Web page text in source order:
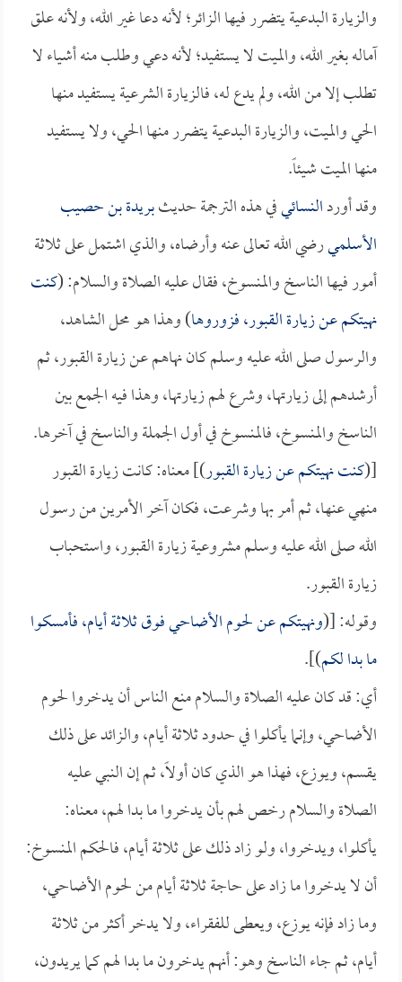
والزيارة البدعية يتضرر فيها الزائر؛ لأنه دعا غير الله، ولأنه علق
آماله بغير الله، والميت لا يستفيد؛ لأنه دعي وطلب منه أشياء لا
تطلب إلا من الله، ولم يدع له، فالزيارة الشرعية يستفيد منها
الحي والميت، والزيارة البدعية يتضرر منها الحي، ولا يستفيد
منها الميت شيئاً.
وقد أوردالنسائيفي هذه الترجمة حديثبريدة بن حصيب
الأسلميرضي الله تعالى عنه وأرضاه، والذي اشتمل على ثلاثة
أمور فيها الناسخ والمنسوخ، فقال عليه الصلاة والسلام: (كنت
نهيتكم عن زيارة القبور، فزوروها) وهذا هو محل الشاهد،
والرسول صلى الله عليه وسلم كان نهاهم عن زيارة القبور، ثم
أرشدهم إلى زيارتها، وشرع لهم زيارتها، وهذا فيه الجمع بين
الناسخ والمنسوخ، فالمنسوخ في أول الجملة والناسخ في آخرها.
[(كنت نهيتكم عن زيارة القبور)] معناه: كانت زيارة القبور
منهي عنها، ثم أمر بها وشرعت، فكان آخر الأمرين من رسول
الله صلى الله عليه وسلم مشروعية زيارة القبور، واستحباب
زيارة القبور.
وقوله: [(ونهيتكم عن لحوم الأضاحي فوق ثلاثة أيام، فأمسكوا
ما بدا لكم)].
أي: قد كان عليه الصلاة والسلام منع الناس أن يدخروا لحوم
الأضاحي، وإنما يأكلوا في حدود ثلاثة أيام، والزائد على ذلك
يقسم، ويوزع، فهذا هو الذي كان أولاً، ثم إن النبي عليه
الصلاة والسلام رخص لهم بأن يدخروا ما بدا لهم، معناه:
يأكلوا، ويدخروا، ولو زاد ذلك على ثلاثة أيام، فالحكم المنسوخ:
أن لا يدخروا ما زاد على حاجة ثلاثة أيام من لحوم الأضاحي،
وما زاد فإنه يوزع، ويعطى للفقراء، ولا يدخر أكثر من ثلاثة
أيام، ثم جاء الناسخ وهو: أنهم يدخرون ما بدا لهم كما يريدون،